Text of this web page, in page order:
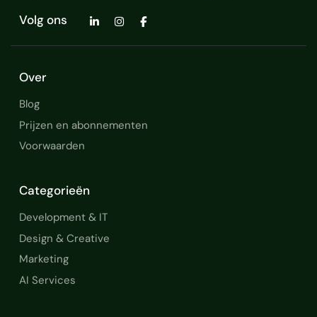
Volg ons
Over
Blog
Prijzen en abonnementen
Voorwaarden
Categorieën
Development & IT
Design & Creative
Marketing
AI Services